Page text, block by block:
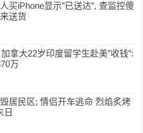
买iPhone显示”已送达”, 查监控傻
送货
拿大22岁印度留学生赴美”收钱”:
万
居民区; 情侣开车逃命 烈焰炙烤
日